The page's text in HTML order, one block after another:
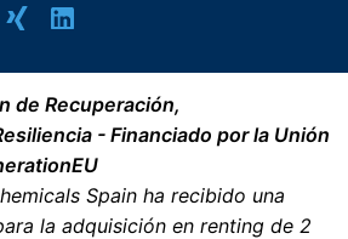
de Recuperación,
- Financiado por la Unión
Spain ha recibido una
la adquisición en renting de 2